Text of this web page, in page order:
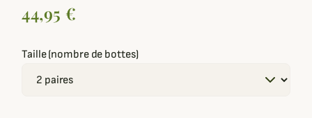
44,95 €
Taille (nombre de bottes)